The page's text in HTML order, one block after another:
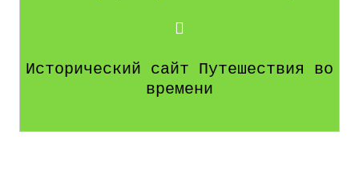
Исторический сайт Путешествия во
времени